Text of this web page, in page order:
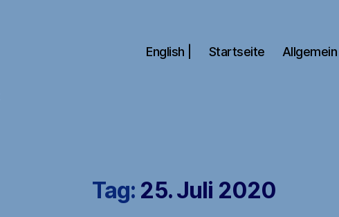
English | Startseite Allgemein
Tag: 25. Juli 2020